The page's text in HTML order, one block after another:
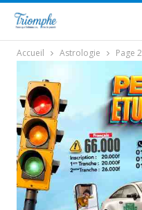
Accueil Astrologie Page 2